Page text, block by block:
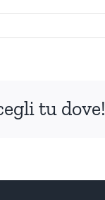
tu dove!